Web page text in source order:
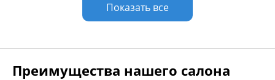
Показать все
Преимущества нашего салона